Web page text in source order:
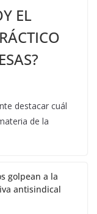
EL
destacar cuál
de la
golpean a la
antisindical